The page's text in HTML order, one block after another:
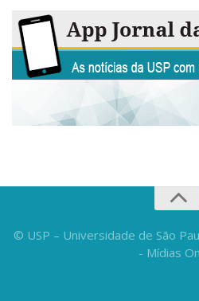
Ouvidoria do Campus
Urgências
© USP – Universidade de São
- Mídias